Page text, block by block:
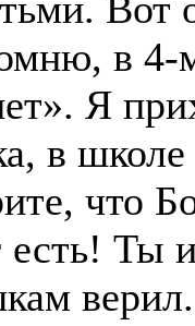
в 4-
Я
в школе
что
Ты